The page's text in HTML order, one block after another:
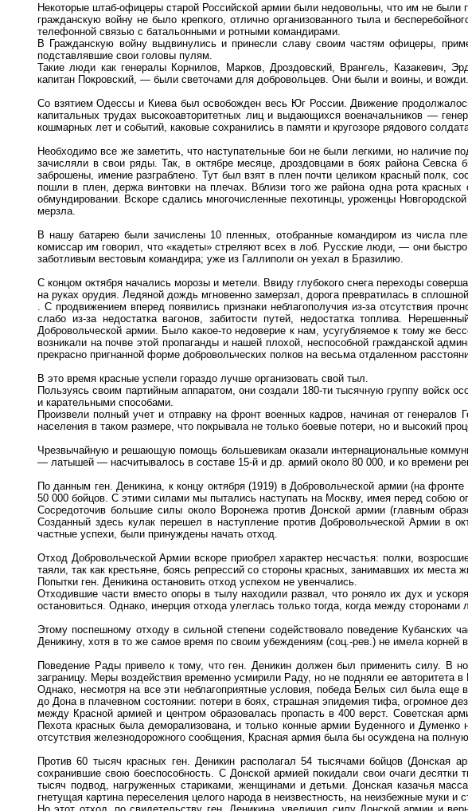
Некоторые штаб-офицеры старой Российской армии были недовольны, что им не
гражданскую войну не было крепкого, отлично организованного тыла и
телефонной связью с батальонными и ротными командирами.
В Гражданскую войну выдвинулись и принесли славу своим частям офицеры,
подставлявшие свои головы пулям.
Такие люди как генералы Корнилов, Марков, Дроздовский, Врангель, Казакевич,
капитан Покровский, — были светочами для добровольцев. Они были и воины, и вожди.
Со взятием Одессы и Киева был освобожден весь Юг России. Движение
капитальных трудах высокоавторитетных лиц и выдающихся военачальников —
кошмарных лет и событий, каковые сохранились в памяти и кругозоре рядового
Необходимо все же заметить, что наступательные бои не были легкими, но наличие
зачисляли в свои ряды. Так, в октябре месяце, дроздовцами в боях района
заброшены, имение разграблено. Тут был взят в плен почти целиком красный полк,
пошли в плен, держа винтовки на плечах. Вблизи того же района одна рота
обмундировании. Вскоре сдались многочисленные пехотинцы, уроженцы
мерзла.
В нашу батарею были зачислены 10 пленных, отобранные командиром из числа
комиссар им говорил, что «кадеты» стреляют всех в лоб. Русские люди, — они
заботливым вестовым командира; уже из Галлиполи он уехал в Бразилию.
С концом октября начались морозы и метели. Ввиду глубокого снега переходы
на руках орудия. Ледяной дождь мгновенно замерзал, дорога превратилась в
. С продвижением вперед появились признаки неблагополучия из-за отсутствия
слабо из-за недостатка вагонов, забитости путей, недостатка топлива.
Добровольческой армии. Было какое-то недоверие к нам, усугубляемое к тому же
возникали на почве этой пропаганды и нашей плохой, неспособной гражданской
прекрасно пригнанной форме добровольческих полков на весьма отдаленном
В это время красные успели гораздо лучше организовать свой тыл.
Пользуясь своим партийным аппаратом, они создали 180-ти тысячную группу войск
и карательными способами.
Произвели полный учет и отправку на фронт военных кадров, начиная от
населения в таком размере, что покрывала не только боевые потери, но и высокий
Чрезвычайную и решающую помощь большевикам оказали интернациональные
— латышей — насчитывалось в составе 15-й и др. армий около 80 000, и ко времени
По данным ген. Деникина, к концу октября (1919) в Добровольческой армии (на
50 000 бойцов. С этими силами мы пытались наступать на Москву, имея перед собою
Сосредоточив большие силы около Воронежа против Донской армии (главным
Созданный здесь кулак перешел в наступление против Добровольческой Армии
частные успехи, были принуждены начать отход.
Отход Добровольческой Армии вскоре приобрел характер несчастья: полки,
таяли, так как крестьяне, боясь репрессий со стороны красных, занимавших их места
Попытки ген. Деникина остановить отход успехом не увенчались.
Отходившие части вместо опоры в тылу находили развал, что роняло их дух и
остановиться. Однако, инерция отхода улеглась только тогда, когда между сторонами
Этому поспешному отходу в сильной степени содействовало поведение Кубанских
Деникину, хотя в то же самое время по своим убеждениям (соц.-рев.) не имела корней
Поведение Рады привело к тому, что ген. Деникин должен был применить силу. В
заграницу. Меры воздействия временно усмирили Раду, но не подняли ее авторитета в
Однако, несмотря на все эти неблагоприятные условия, победа Белых сил была
до Дона в плачевном состоянии: потери в боях, страшная эпидемия тифа, огромное
между Красной армией и центром образовалась пропасть в 400 верст. Советская
Пехота красных была деморализована, и только конные армии Буденного и
отсутствия железнодорожного сообщения, Красная армия была бы осуждена на полную
Против 60 тысяч красных ген. Деникин располагал 54 тысячами бойцов
сохранившие свою боеспособность. С Донской армией покидали свои очаги
тысяч подвод, нагруженных стариками, женщинами и детьми. Донская казачья
гнетущая картина переселения целого народа в неизвестность, на неизбежные муки и